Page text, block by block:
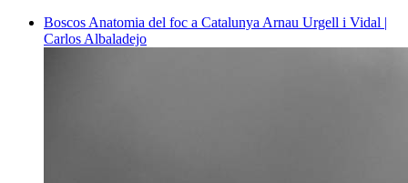
Boscos Anatomia del foc a Catalunya Arnau Urgell i Vidal |
Carlos Albaladejo